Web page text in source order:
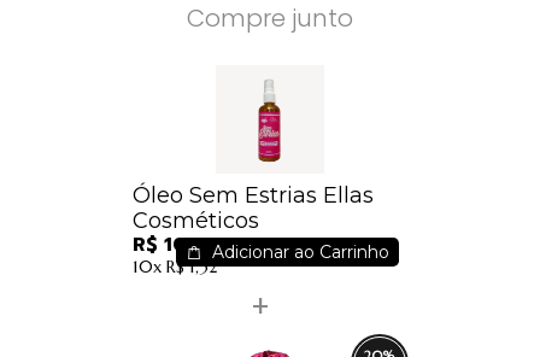
Compre junto
Óleo Sem Estrias Ellas
Cosméticos
R$ 10,20
10x R$ 1,32
Adicionar ao Carrinho